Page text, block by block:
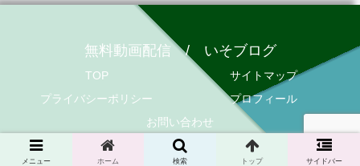
無料動画配信 / いそブログ
TOP
サイトマップ
プライバシーポリシー
プロフィール
お問い合わせ
© 2020 無料動画配信 / いそブログ.
メニュー ホーム 検索 トップ サイドバー